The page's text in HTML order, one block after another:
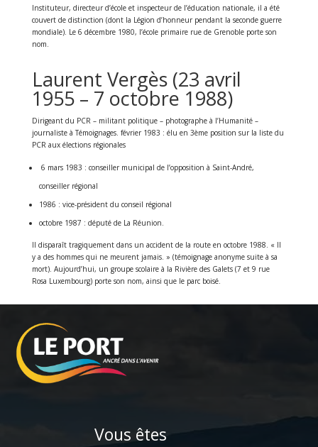
Instituteur, directeur d’école et inspecteur de l’éducation nationale, il a été
couvert de distinction (dont la Légion d’honneur pendant la seconde guerre
mondiale). Le 6 décembre 1980, l’école primaire rue de Grenoble porte son
nom.
Laurent Vergès (23 avril
1955 – 7 octobre 1988)
Dirigeant du PCR – militant politique – photographe à l’Humanité –
journaliste à Témoignages. février 1983 : élu en 3ème position sur la liste du
PCR aux élections régionales
6 mars 1983 : conseiller municipal de l’opposition à Saint-André,
conseiller régional
1986 : vice-président du conseil régional
octobre 1987 : député de La Réunion.
Il disparaît tragiquement dans un accident de la route en octobre 1988. « Il
y a des hommes qui ne meurent jamais. » (témoignage anonyme suite à sa
mort). Aujourd’hui, un groupe scolaire à la Rivière des Galets (7 et 9 rue
Rosa Luxembourg) porte son nom, ainsi que le parc boisé.
Vous êtes